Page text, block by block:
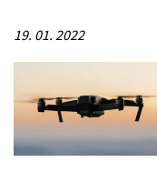
19. 01. 2022